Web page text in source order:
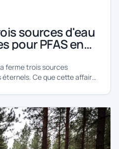
sources d'eau
pour PFAS en
Loire. L'eau en
un refuge.
ferme trois sources
Ce que cette affaire